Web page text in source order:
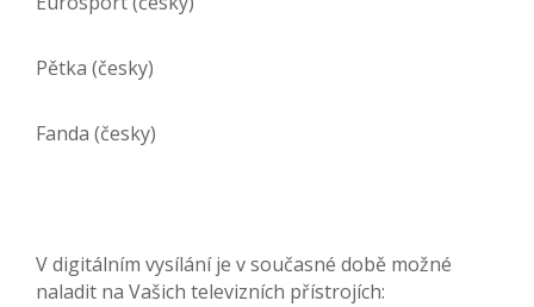
Pětka (česky)
Fanda (česky)
V digitálním vysílání je v současné době možné
naladit na Vašich televizních přístrojích: